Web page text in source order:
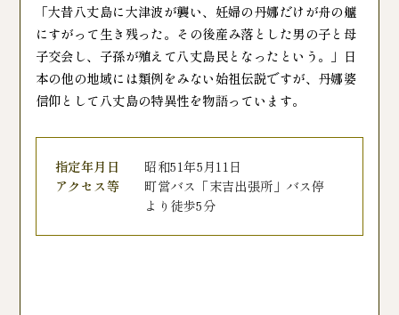
「大昔八丈島に大津波が襲い、妊婦の丹娜だけが舟の艫
にすがって生き残った。その後産み落とした男の子と母
子交会し、子孫が殖えて八丈島民となったという。」日
本の他の地域には類例をみない始祖伝説ですが、丹娜婆
信仰として八丈島の特異性を物語っています。
指定年月日
昭和51年5月11日
アクセス等
町営バス「末吉出張所」バス停
より徒歩5分